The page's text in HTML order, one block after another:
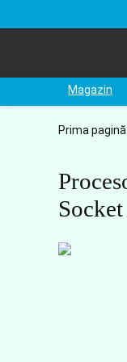
Magazin
Prima pagină